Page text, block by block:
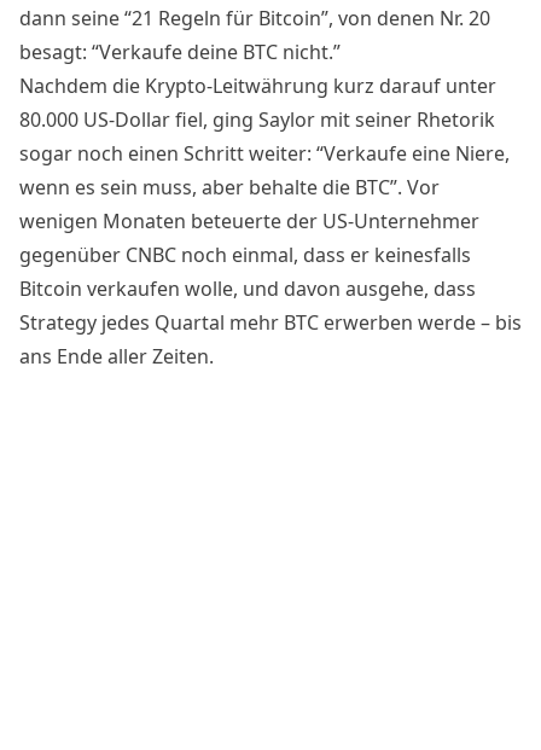
dann seine “21 Regeln für Bitcoin”, von denen Nr. 20
besagt: “Verkaufe deine BTC nicht.”
Nachdem die Krypto-Leitwährung kurz darauf unter
80.000 US-Dollar fiel, ging Saylor mit seiner Rhetorik
sogar noch einen Schritt weiter: “Verkaufe eine Niere,
wenn es sein muss, aber behalte die BTC”. Vor
wenigen Monaten beteuerte der US-Unternehmer
gegenüber CNBC noch einmal, dass er keinesfalls
Bitcoin verkaufen wolle, und davon ausgehe, dass
Strategy jedes Quartal mehr BTC erwerben werde – bis
ans Ende aller Zeiten.